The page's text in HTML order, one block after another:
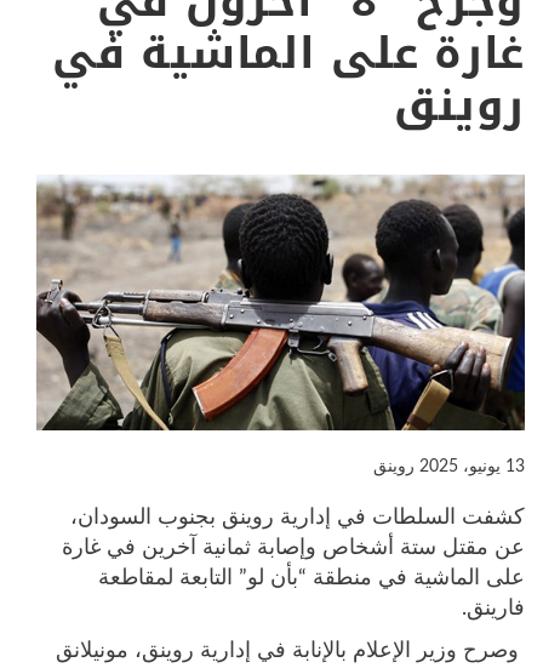
غارة على الماشية في
روينق
13 يونيو، 2025 روينق
كشفت السلطات في إدارية روينق بجنوب السودان،
عن مقتل ستة أشخاص وإصابة ثمانية آخرين في غارة
على الماشية في منطقة “بأن لو” التابعة لمقاطعة
فارينق.
وصرح وزير الإعلام بالإنابة في إدارية روينق، مونيلانق